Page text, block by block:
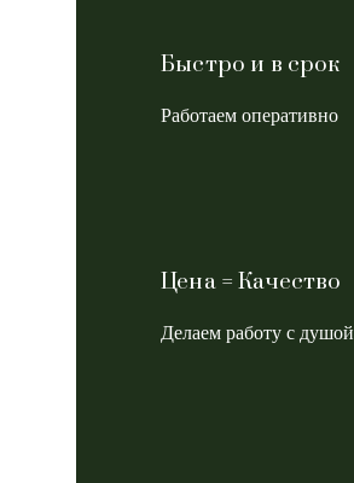
Быстро и в срок
Работаем оперативно
Цена = Качество
Делаем работу с душой